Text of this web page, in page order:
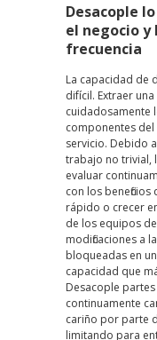
Desacople
el negocio y
frecuencia
La capacidad de
difícil. Extraer
cuidadosamente
componentes
servicio. Debido
trabajo no trivial,
evaluar
con los
rápido o crecer
de los equipos
modificaciones a
bloqueadas en
capacidad que
Desacople
continuamente
cariño por parte
limitando para